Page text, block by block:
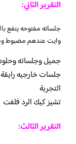
التقرير الثاني:
جلساته مفتوحه ينفع
وايت عندهم مضبوط
جميل وجلساته
جلسات خارجيه
التجربة
تشيز كيك الرد
التقرير الثالث: